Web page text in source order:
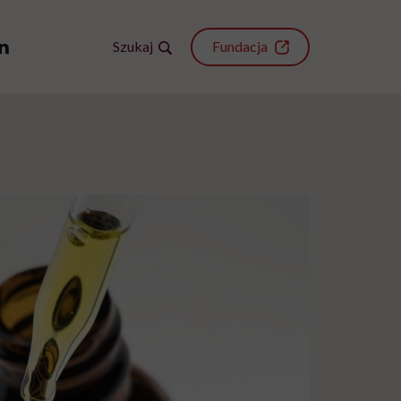
Szukaj Fundacja